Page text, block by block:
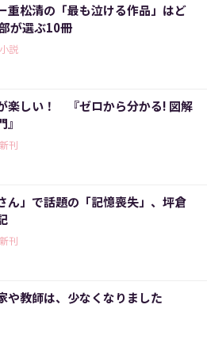
重松清の「最も泣ける作品」はど
が選ぶ10冊
説
楽しい！ 『ゼロから分かる! 図解
刊
ん」で話題の「記憶喪失」、坪倉
刊
や教師は、少なくなりました